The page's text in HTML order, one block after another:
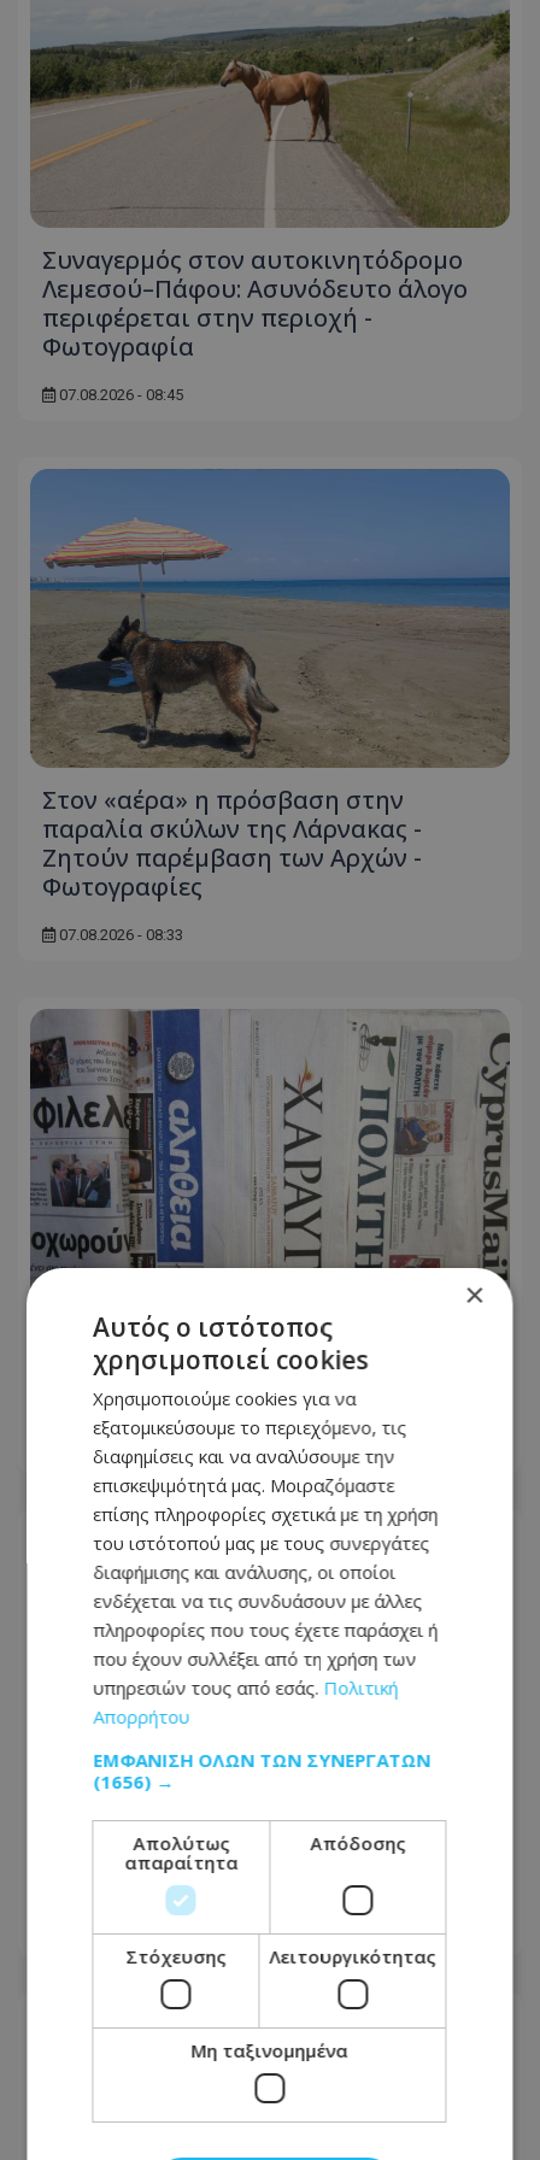
Συναγερμός στον αυτοκινητόδρομο
Λεμεσού–Πάφου: Ασυνόδευτο άλογο
περιφέρεται στην περιοχή -
Φωτογραφία
07.08.2026 - 08:45
Στον «αέρα» η πρόσβαση στην
παραλία σκύλων της Λάρνακας -
Ζητούν παρέμβαση των Αρχών -
Φωτογραφίες
07.08.2026 - 08:33
Πρωτοσέλιδα εφημερίδων: Τι
γράφουν σήμερα Παρασκευή 7
Αυγούστου
07.08.2026 - 08:12
Πένθος στο ΑΚΕΛ: Βαθιά θλίψη για τον
Αντρέα Νικολάου Ρίγκο - Φωτογραφία
07.08.2026 - 08:08
×
Αυτός ο ιστότοπος
χρησιμοποιεί cookies
Χρησιμοποιούμε cookies για να
εξατομικεύσουμε το περιεχόμενο, τις
διαφημίσεις και να αναλύσουμε την
επισκεψιμότητά μας. Μοιραζόμαστε
επίσης πληροφορίες σχετικά με τη χρήση
του ιστότοπού μας με τους συνεργάτες
διαφήμισης και ανάλυσης, οι οποίοι
ενδέχεται να τις συνδυάσουν με άλλες
πληροφορίες που τους έχετε παράσχει ή
που έχουν συλλέξει από τη χρήση των
υπηρεσιών τους από εσάς. Πολιτική
Απορρήτου
ΕΜΦΆΝΙΣΗ ΌΛΩΝ ΤΩΝ ΣΥΝΕΡΓΑΤΏΝ
(1656) →
Απολύτως
απαραίτητα
Απόδοσης
Στόχευσης Λειτουργικότητας
Μη ταξινομημένα